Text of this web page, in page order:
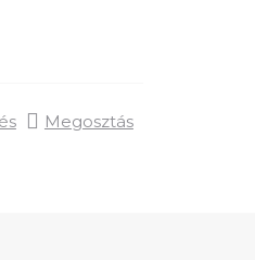
Megosztás